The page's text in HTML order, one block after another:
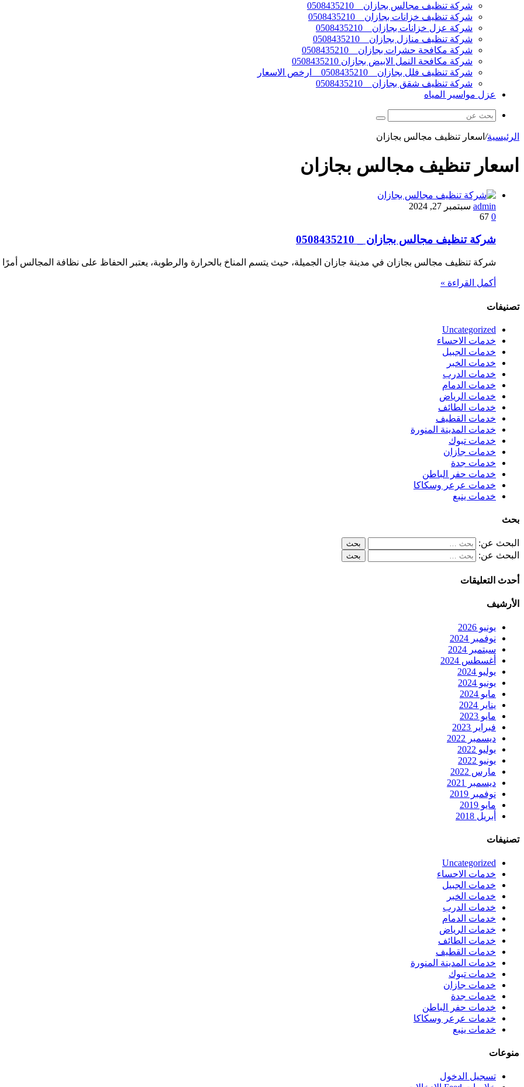
شركة تنظيف مجالس بجازان _ 0508435210
شركة تنظيف خزانات بجازان _ 0508435210
شركة عزل خزانات بجازان _ 0508435210
شركة تنظيف منازل بجازان _ 0508435210
شركة مكافحة حشرات بجازان _ 0508435210
شركة مكافحة النمل الابيض بجازان 0508435210
شركة تنظيف فلل بجازان _ 0508435210 _ ارخص الاسعار
شركة تنظيف شقق بجازان _ 0508435210
عزل مواسير المياه
الرئيسية/ اسعار تنظيف مجالس بجازان
اسعار تنظيف مجالس بجازان
admin سبتمبر 27, 2024
0
شركة تنظيف مجالس بجازان _ 0508435210
شركة تنظيف مجالس بجازان في مدينة جازان الجميلة، حيث يتسم المناخ بالحرارة والرطوبة، يعتبر الحفاظ على نظافة المجالس
أكمل القراءة »
تصنيفات
Uncategorized
خدمات الاحساء
خدمات الجبيل
خدمات الخبر
خدمات الدرب
خدمات الدمام
خدمات الرياض
خدمات الطائف
خدمات القطيف
خدمات المدينة المنورة
خدمات تبوك
خدمات جازان
خدمات جدة
خدمات حفر الباطن
خدمات عرعر وسكاكا
خدمات ينبع
بحث
البحث عن:
البحث عن:
أحدث التعليقات
الأرشيف
يونيو 2026
نوفمبر 2024
سبتمبر 2024
أغسطس 2024
يوليو 2024
يونيو 2024
مايو 2024
يناير 2024
مايو 2023
فبراير 2023
ديسمبر 2022
يوليو 2022
يونيو 2022
مارس 2022
ديسمبر 2021
نوفمبر 2019
مايو 2019
أبريل 2018
تصنيفات
Uncategorized
خدمات الاحساء
خدمات الجبيل
خدمات الخبر
خدمات الدرب
خدمات الدمام
خدمات الرياض
خدمات الطائف
خدمات القطيف
خدمات المدينة المنورة
خدمات تبوك
خدمات جازان
خدمات جدة
خدمات حفر الباطن
خدمات عرعر وسكاكا
خدمات ينبع
منوعات
تسجيل الدخول